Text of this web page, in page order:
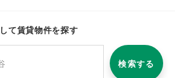
て賃貸物件を探す
検索する